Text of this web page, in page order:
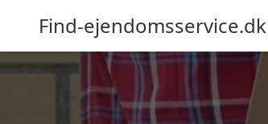
Find-ejendomsservice.dk